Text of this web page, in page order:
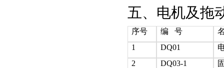
五、电机及拖
序号 编 号
1
DQ01
2
DQ03-1